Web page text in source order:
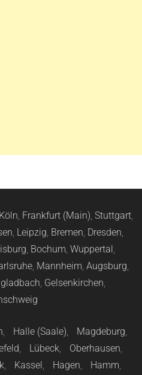
Köln, Frankfurt (Main), Stuttgart,
, Leipzig, Bremen, Dresden,
, Bochum, Wuppertal,
, Mannheim, Augsburg,
, Gelsenkirchen,
, Halle (Saale), Magdeburg,
, Lübeck, Oberhausen,
, Kassel, Hagen, Hamm,